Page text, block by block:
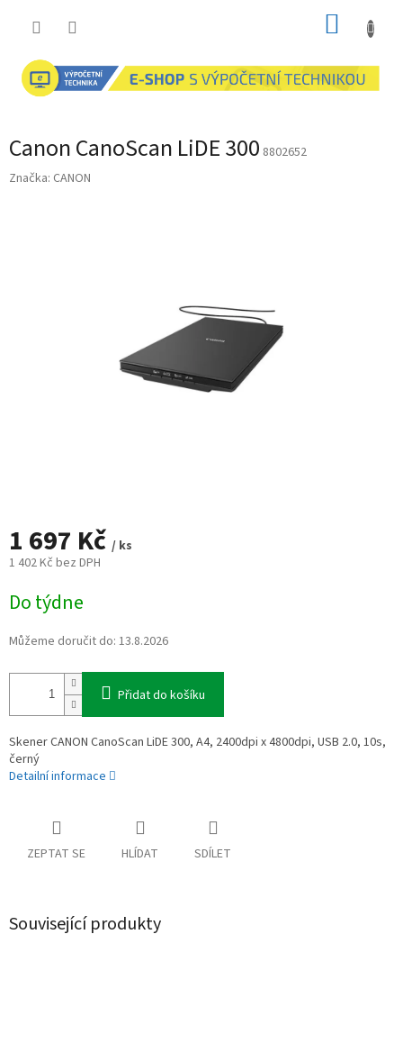
Canon CanoScan LiDE 300 8802652
Značka: CANON
1 697 Kč / ks
1 402 Kč bez DPH
cena:
Do týdne
Můžeme doručit do: 13.8.2026
Přidat do košíku
Skener CANON CanoScan LiDE 300, A4, 2400dpi x 4800dpi, USB 2.0, 10s,
černý
Detailní informace
ZEPTAT SE HLÍDAT SDÍLET
Související produkty